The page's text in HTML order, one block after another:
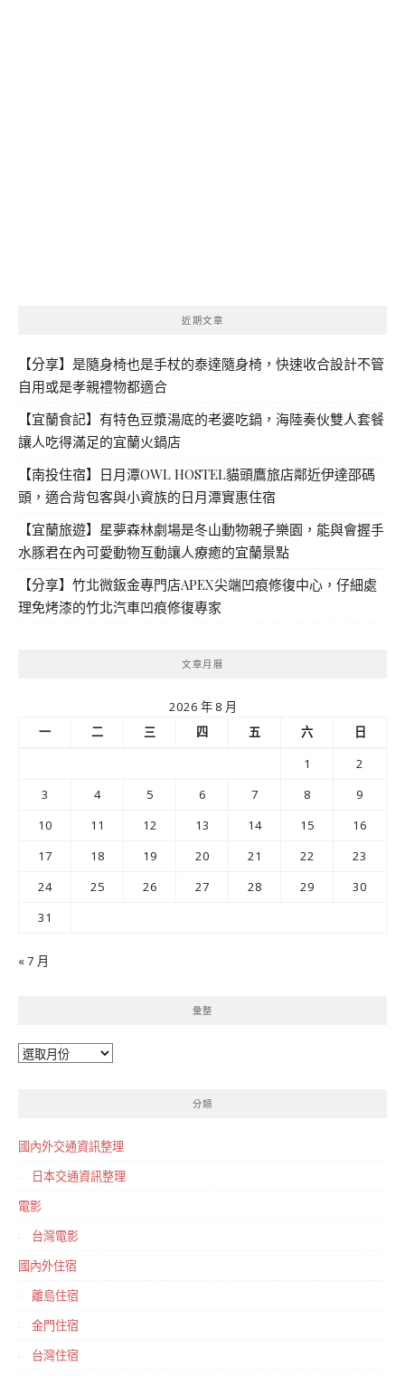
近期文章
【分享】是隨身椅也是手杖的泰達隨身椅，快速收合設計不管
自用或是孝親禮物都適合
【宜蘭食記】有特色豆漿湯底的老婆吃鍋，海陸奏伙雙人套餐
讓人吃得滿足的宜蘭火鍋店
【南投住宿】日月潭OWL HOSTEL貓頭鷹旅店鄰近伊達邵碼
頭，適合背包客與小資族的日月潭實惠住宿
【宜蘭旅遊】星夢森林劇場是冬山動物親子樂園，能與會握手
水豚君在內可愛動物互動讓人療癒的宜蘭景點
【分享】竹北微鈑金專門店APEX尖端凹痕修復中心，仔細處
理免烤漆的竹北汽車凹痕修復專家
文章月曆
2026 年 8 月
一
二 三 四 五 六
日
1
2
3
4 5 6 7 8
9
10
11 12 13 14 15
16
17
18 19 20 21 22
23
24
25 26 27 28 29
30
31
« 7 月
彙整
彙
分類
國內外交通資訊整理
日本交通資訊整理
電影
台灣電影
國內外住宿
離島住宿
金門住宿
台灣住宿